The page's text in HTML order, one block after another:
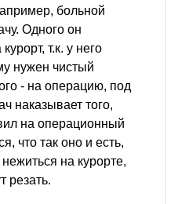
больной
Одного он
т.к. у него
нужен чистый
- на операцию, под
наказывает того,
на операционный
что так оно и есть,
нежиться на курорте,
резать.